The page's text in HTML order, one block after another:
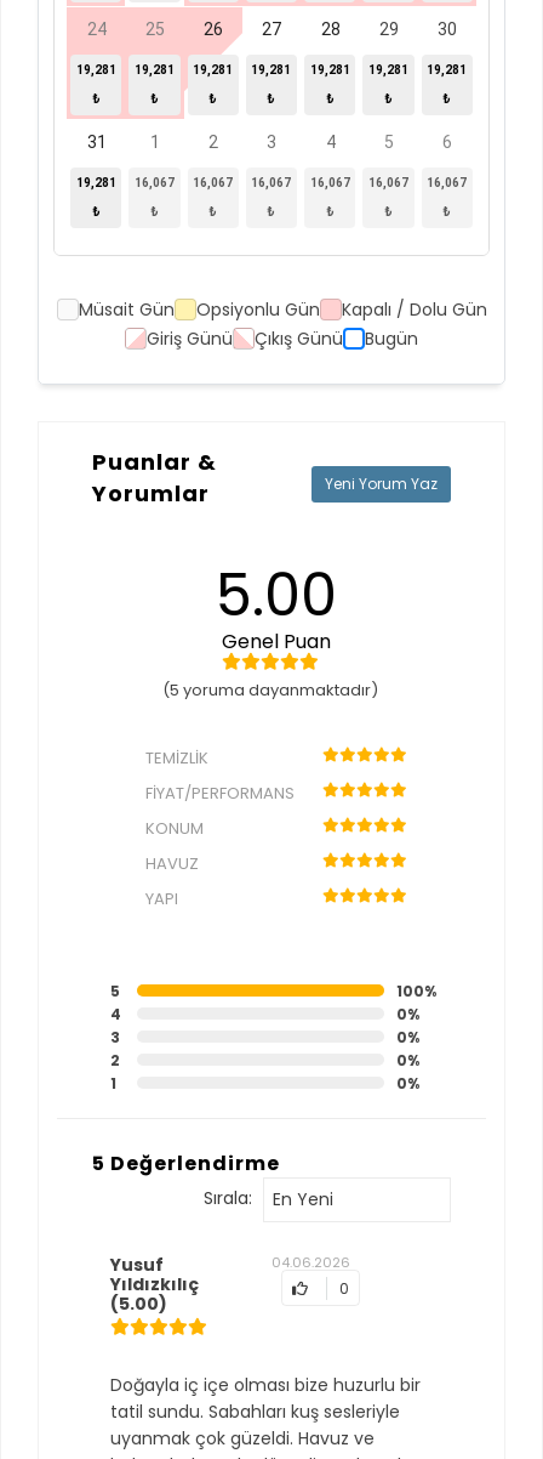
24
19,281
₺
25
19,281
₺
26
19,281
₺
27
19,281
₺
28
19,281
₺
29
19,281
₺
30
19,281
₺
31
19,281
₺
1
16,067
₺
2
16,067
₺
3
16,067
₺
4
16,067
₺
5
16,067
₺
6
16,067
₺
Müsait Gün Opsiyonlu Gün
Kapalı / Dolu Gün
Giriş Günü
Çıkış Günü Bugün
Puanlar &
Yorumlar
Yeni Yorum Yaz
5.00
Genel Puan
(5 yoruma dayanmaktadır)
TEMIZLIK
FIYAT/PERFORMANS
KONUM
HAVUZ
YAPI
5
100%
4
0%
3
0%
2
0%
1
0%
5 Değerlendirme
Sırala: En Yeni
Yusuf
Yıldızkılıç
(5.00)
04.06.2026
0
Doğayla iç içe olması bize huzurlu bir
tatil sundu. Sabahları kuş sesleriyle
uyanmak çok güzeldi. Havuz ve